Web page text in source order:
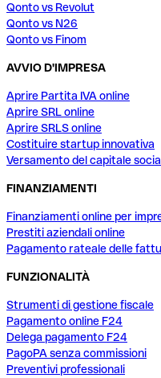
Qonto vs Revolut
Qonto vs N26
Qonto vs Finom
AVVIO D'IMPRESA
Aprire Partita IVA online
Aprire SRL online
Aprire SRLS online
Costituire startup innovativa
Versamento del capitale
FINANZIAMENTI
Finanziamenti online per
Prestiti aziendali online
Pagamento rateale delle
FUNZIONALITÀ
Strumenti di gestione fiscale
Pagamento online F24
Delega pagamento F24
PagoPA senza commissioni
Preventivi professionali